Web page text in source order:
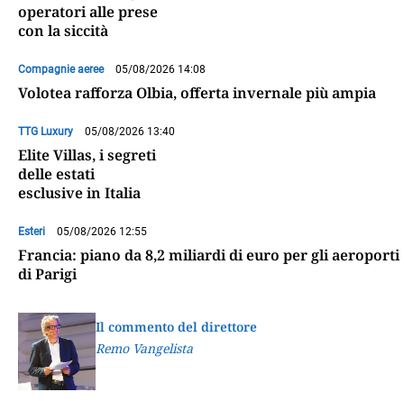
operatori alle prese
con la siccità
Compagnie aeree 05/08/2026 14:08
Volotea rafforza Olbia, offerta invernale più ampia
TTG Luxury 05/08/2026 13:40
Elite Villas, i segreti
delle estati
esclusive in Italia
Esteri 05/08/2026 12:55
Francia: piano da 8,2 miliardi di euro per gli aeroporti
di Parigi
Il commento del direttore
Remo Vangelista